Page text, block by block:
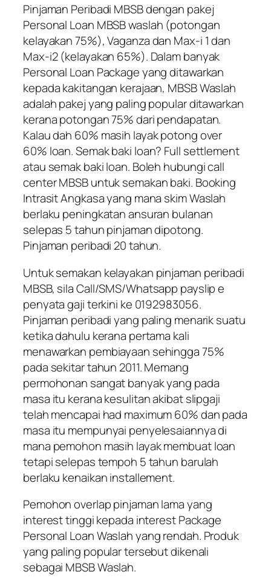
Pinjaman Peribadi MBSB dengan pakej
Personal Loan MBSB waslah (potongan
kelayakan 75%), Vaganza dan Max-i 1 dan
Max-i2 (kelayakan 65%). Dalam banyak
Personal Loan Package yang ditawarkan
kepada kakitangan kerajaan, MBSB Waslah
adalah pakej yang paling popular ditawarkan
kerana potongan 75% dari pendapatan.
Kalau dah 60% masih layak potong over
60% loan. Semak baki loan? Full settlement
atau semak baki loan. Boleh hubungi call
center MBSB untuk semakan baki. Booking
Intrasit Angkasa yang mana skim Waslah
berlaku peningkatan ansuran bulanan
selepas 5 tahun pinjaman dipotong.
Pinjaman peribadi 20 tahun.
Untuk semakan kelayakan pinjaman peribadi
MBSB, sila Call/SMS/Whatsapp payslip e
penyata gaji terkini ke 0192983056.
Pinjaman peribadi yang paling menarik suatu
ketika dahulu kerana pertama kali
menawarkan pembiayaan sehingga 75%
pada sekitar tahun 2011. Memang
permohonan sangat banyak yang pada
masa itu kerana kesulitan akibat slipgaji
telah mencapai had maximum 60% dan pada
masa itu mempunyai penyelesaiannya di
mana pemohon masih layak membuat loan
tetapi selepas tempoh 5 tahun barulah
berlaku kenaikan installement.
Pemohon overlap pinjaman lama yang
interest tinggi kepada interest Package
Personal Loan Waslah yang rendah. Produk
yang paling popular tersebut dikenali
sebagai MBSB Waslah.